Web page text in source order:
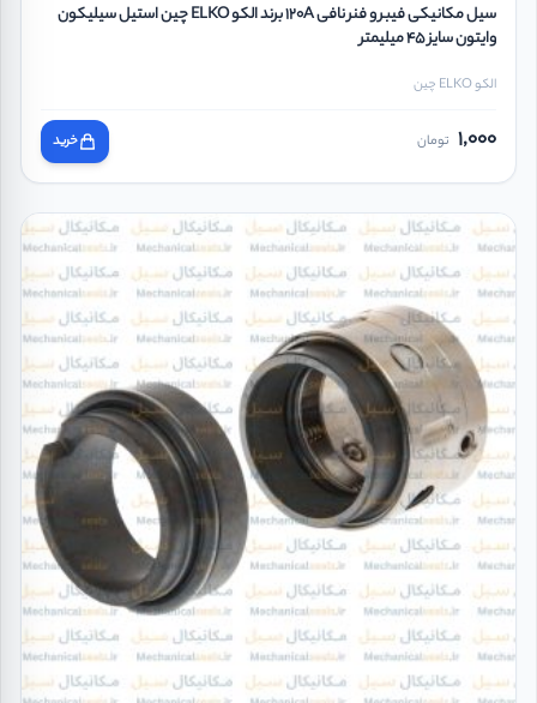
سیل مکانیکی فیبر و فنر نافی 120A برند الکو ELKO چین استیل سیلیکون
وایتون سایز 45 میلیمتر
الکو ELKO چین
1,000 تومان خرید